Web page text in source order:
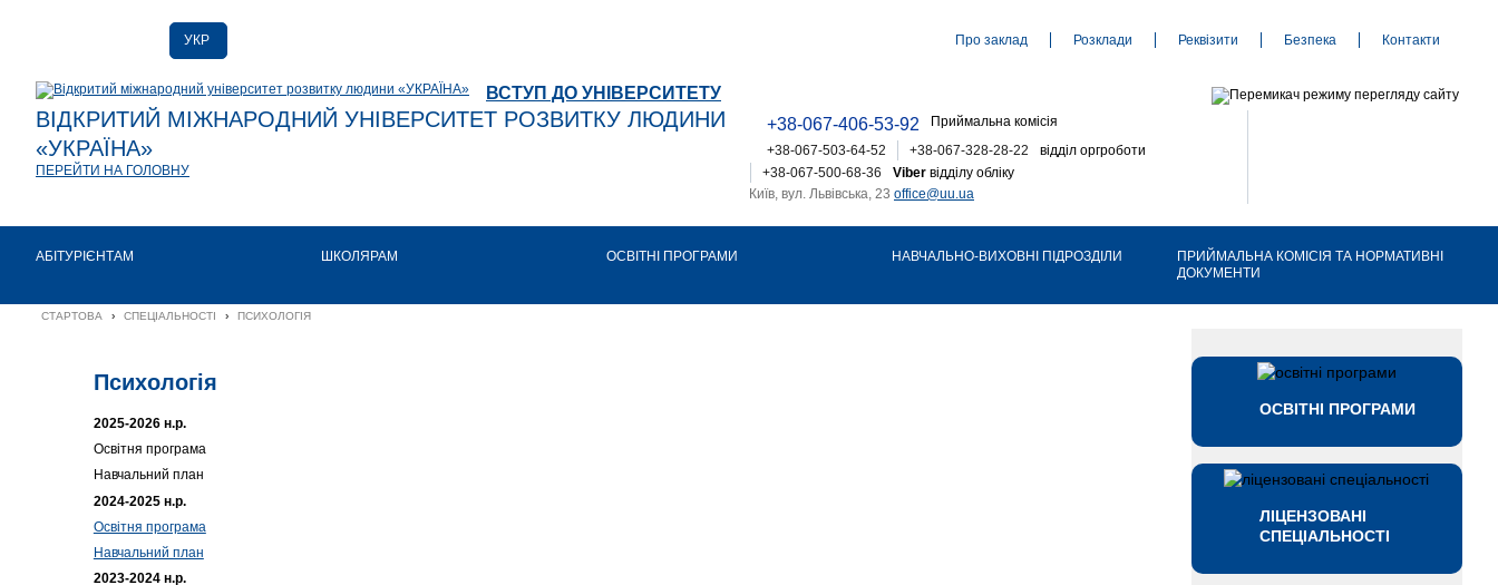
УКР
ENG
Про заклад Розклади Реквізити Безпека Контакти
ВСТУП ДО УНІВЕРСИТЕТУ
ВІДКРИТИЙ МІЖНАРОДНИЙ УНІВЕРСИТЕТ РОЗВИТКУ ЛЮДИНИ
«УКРАЇНА»
ПЕРЕЙТИ НА ГОЛОВНУ
+38-067-406-53-92
Приймальна комісія
відділ оргроботи
+38-067-503-64-52
+38-067-328-28-22
Viber відділу обліку
+38-067-500-68-36
Київ, вул. Львівська, 23 office@uu.ua
АБІТУРІЄНТАМ ШКОЛЯРАМ ОСВІТНІ ПРОГРАМИ НАВЧАЛЬНО-ВИХОВНІ ПІДРОЗДІЛИ
ПРИЙМАЛЬНА КОМІСІЯ ТА НОРМАТИВНІ
ДОКУМЕНТИ
СТАРТОВА › СПЕЦІАЛЬНОСТІ › ПСИХОЛОГІЯ
ОСВІТНІ ПРОГРАМИ
ЛІЦЕНЗОВАНІ
СПЕЦІАЛЬНОСТІ
Психологія
2025-2026 н.р.
Освітня програма
Навчальний план
2024-2025 н.р.
Освітня програма
Навчальний план
2023-2024 н.р.